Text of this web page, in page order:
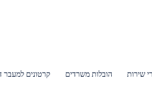
שירות הובלות משרדים קרטונים למעבר